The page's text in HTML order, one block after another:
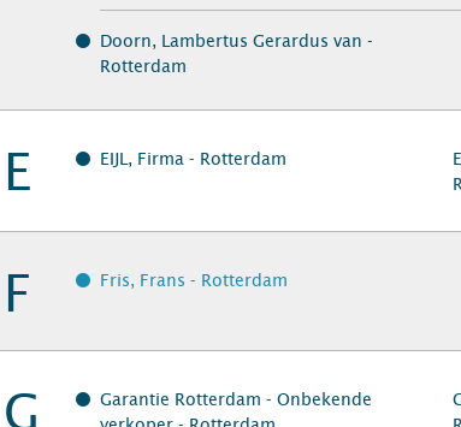
Doorn, Lambertus Gerardus van -
Rotterdam
E EIJL, Firma - Rotterdam
F Fris, Frans - Rotterdam
G
Garantie Rotterdam - Onbekende